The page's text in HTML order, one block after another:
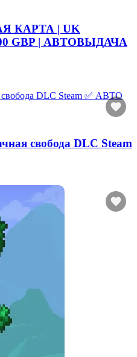
КАРТА | UK
GBP | АВТОВЫДАЧА
свобода DLC Steam